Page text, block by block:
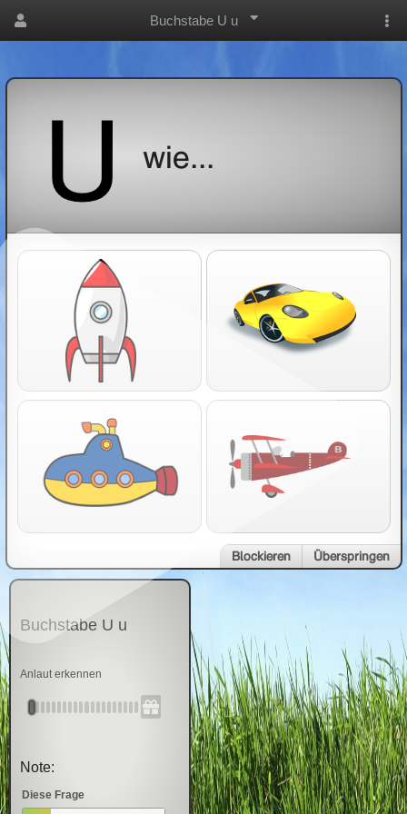
Buchstabe U u
wie...
Blockieren Überspringen
Buchstabe U u
Anlaut erkennen
Note:
Diese Frage